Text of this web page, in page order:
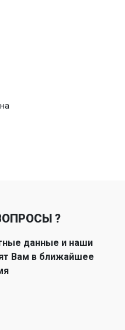
?
данные и наши
Вам в ближайшее